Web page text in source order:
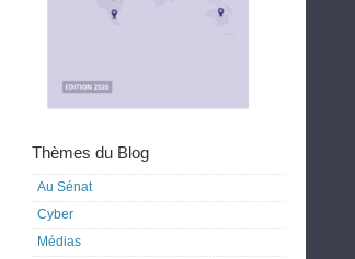
Thèmes du Blog
Au Sénat
Cyber
Médias